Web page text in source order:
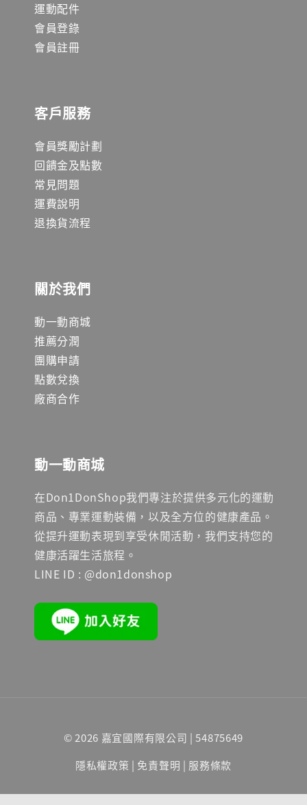
運動配件
會員登錄
會員註冊
客戶服務
會員獎勵計劃
回饋金及點數
常見問題
運費說明
退換貨流程
關於我們
動一動商城
推薦分潤
團購申請
點數兌換
廠商合作
動一動商城
在Don1DonShop我們專注於提供多元化的運動
商品、專業運動裝備，以及全方位的健康產品。
從提升運動表現到享受休閒活動，我們支持您的
健康活躍生活旅程。
LINE ID : @don1donshop
© 2026 嘉宜國際有限公司 | 54875649
隱私權政策 | 免責聲明 | 服務條款